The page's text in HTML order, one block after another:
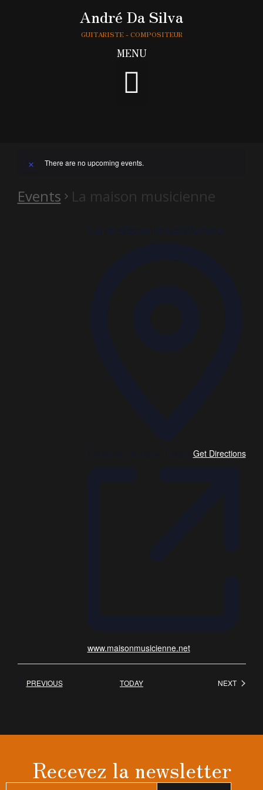
André Da Silva
GUITARISTE - COMPOSITEUR
MENU
There are no upcoming events.
Events La maison musicienne
Get Directions
www.maisonmusicienne.net
PREVIOUSEVENTS TODAY NEXT
Recevez la newsletter